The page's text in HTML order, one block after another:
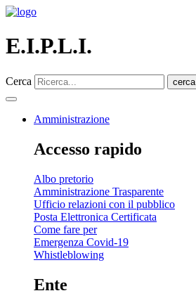
E.I.P.L.I.
Cerca cerca
Amministrazione
Accesso rapido
Albo pretorio
Amministrazione Trasparente
Ufficio relazioni con il pubblico
Posta Elettronica Certificata
Come fare per
Emergenza Covid-19
Whistleblowing
Ente